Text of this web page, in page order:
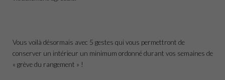
Vous voilà désormais avec 5 gestes qui vous permettront de
conserver un intérieur un minimum ordonné durant vos semaines de
« grève du rangement » !